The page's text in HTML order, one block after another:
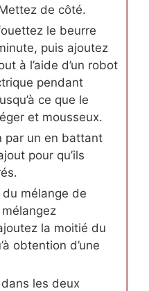
de côté.
le beurre
puis ajoutez
à l’aide d’un robot
pendant
ce que le
et mousseux.
un en battant
pour qu’ils
mélange de
la moitié du
obtention d’une
les deux